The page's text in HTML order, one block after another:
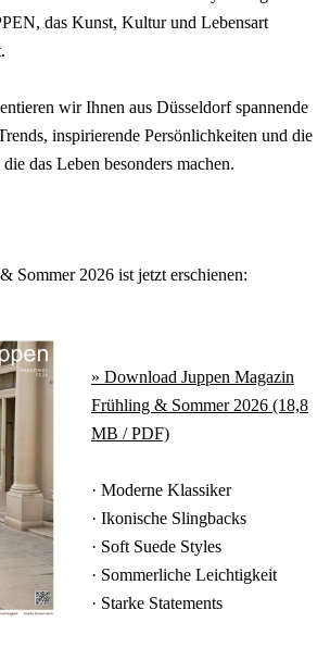
das Kunst, Kultur und Lebensart
wir Ihnen aus Düsseldorf spannende
inspirierende Persönlichkeiten und die
das Leben besonders machen.
Sommer 2026 ist jetzt erschienen:
» Download Juppen Magazin
Frühling & Sommer 2026 (18,8
MB / PDF)
· Moderne Klassiker
· Ikonische Slingbacks
· Soft Suede Styles
· Sommerliche Leichtigkeit
· Starke Statements